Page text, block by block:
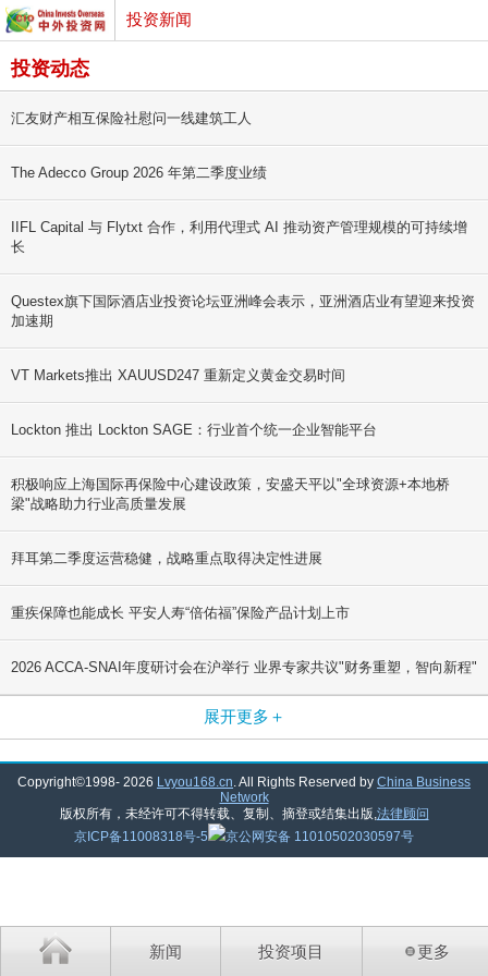
投资新闻
投资动态
汇友财产相互保险社慰问一线建筑工人
The Adecco Group 2026 年第二季度业绩
IIFL Capital 与 Flytxt 合作，利用代理式 AI 推动资产管理规模的可持续增
长
Questex旗下国际酒店业投资论坛亚洲峰会表示，亚洲酒店业有望迎来投资
加速期
VT Markets推出 XAUUSD247 重新定义黄金交易时间
Lockton 推出 Lockton SAGE：行业首个统一企业智能平台
积极响应上海国际再保险中心建设政策，安盛天平以"全球资源+本地桥
梁"战略助力行业高质量发展
拜耳第二季度运营稳健，战略重点取得决定性进展
重疾保障也能成长 平安人寿“倍佑福”保险产品计划上市
2026 ACCA-SNAI年度研讨会在沪举行 业界专家共议"财务重塑，智向新程"
展开更多＋
Copyright©1998- 2026 Lvyou168.cn. All Rights Reserved by China Business
Network
版权所有，未经许可不得转载、复制、摘登或结集出版,法律顾问
京ICP备11008318号-5
京公网安备 11010502030597号
新闻 投资项目 更多